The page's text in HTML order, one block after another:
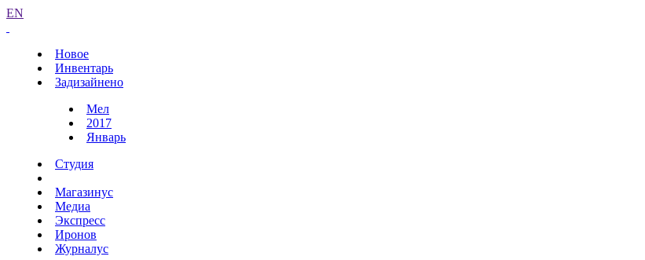
EN
Новое
Инвентарь
Задизайнено
Мел
2017
Январь
Студия
Магазинус
Медиа
Экспресс
Иронов
Журналус